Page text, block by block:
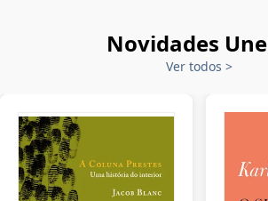
Novidades
Ver todos >